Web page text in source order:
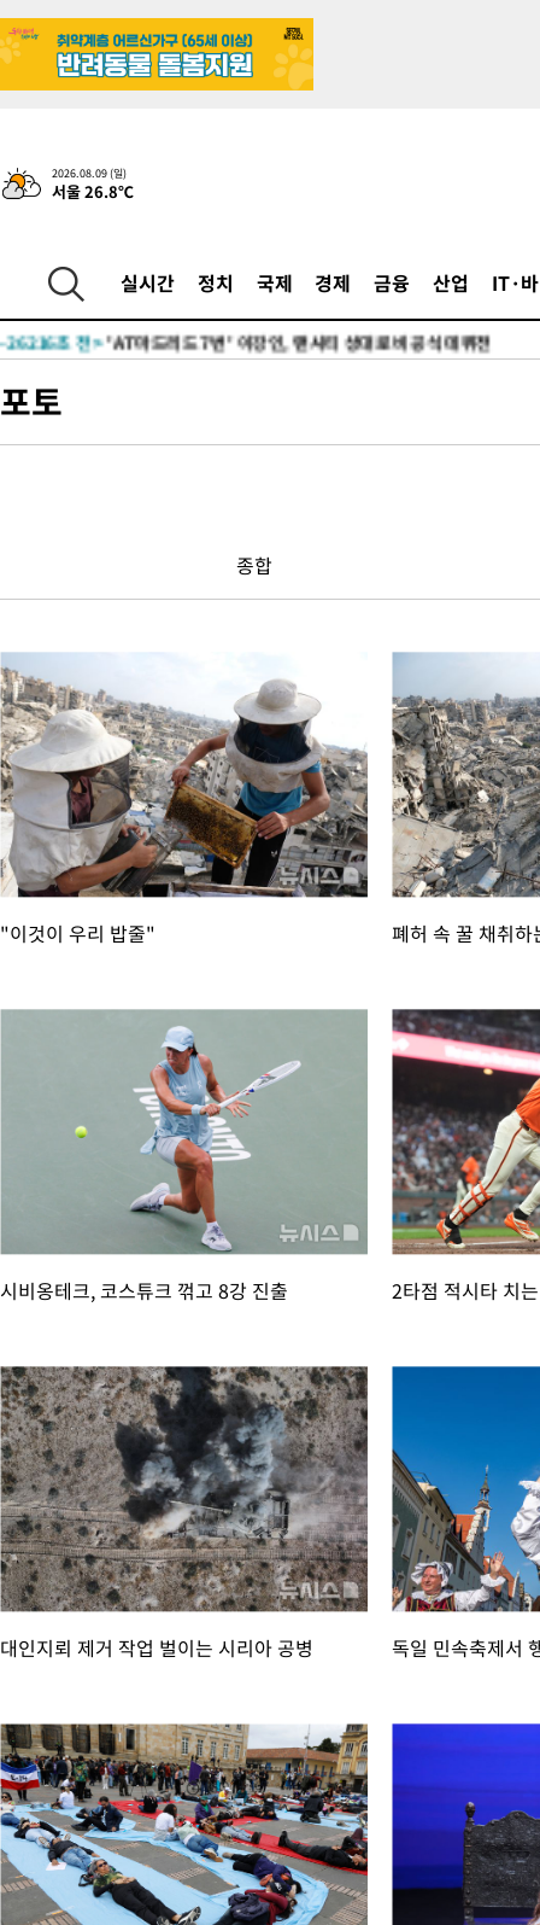
2026.08.09 (일)
서울 26.8℃
실시간 정치 국제 경제 금융 산업 IT·
-28721초 전 >
이강인, 5만 관중 앞 ATM 데뷔…뜨거운 응원 속 새출발(종합)
-28477초 전 >
-26216초 전 >'AT마드리드 7번' 이강인, 맨시티 상대로 비공식 데뷔전
-23782초 전 >
-20378초 전 >이강인 ATM 입단식에 '상암벌 들썩'…"세계적인 선수 되길"
與 강원·TK 당원투표 합산 김민석 46.01%로 승리…정청래
44.53%
45.71%
-14233초 전 >
[속보]與 당대표 경선, 대구 권리당원 투표 정청래 47.82%·김
46.35%
-14030초 전 >[속보]與 당대표 경선, 강원 권리당원 투표 김민석 승리
득표
-11948초 전 > "일본축구협회, 대한축구협회 성 접대 의혹 심판 조사"
-4590초 전 >[속보]장은수, KLPGA 제주삼다수 역전 우승…데뷔 10년 차에
상
45초 전 > "얼마나 더웠으면"…안동 물길공원서 헤엄친 구렁이 '소동'
1분 전 >손흥민, 68분 뛰고 2경기 침묵…LAFC, 톨루카에 1-0 승리(종합)
14분 전 >'2경기 연속 침묵' 손흥민, 톨루카전 68분만 뛰고 슈팅 0개
-28721초 전 > 이강인, 5만 관중 앞 ATM 데뷔…뜨거운 응원 속 새출발(종합)
-26216초 전 >'AT마드리드 7번' 이강인, 맨시티 상대로 비공식 데뷔전
[속보]'AT마드리드 7번' 이강인, 맨시티 상대로 비공식 데뷔전
네타냐후, 트럼프의 가자 평화 2차 15개조 평화안 '거부'
이강인 ATM 입단식에 '상암벌 들썩'…"세계적인 선수 되길"
태풍 돌핀, 중 저장성 타이저우시 해안에 상륙 (1보)
AT마드리드 데뷔 앞둔 이강인, 맨시티전 선발 대신 '벤치 시작'
[속보]與 강원·TK 당원투표 합산 김민석 48.54%로 승리…정
44.40%
-14684초 전 >與 강원·TK 당원투표 합산 김민석 46.01%로 승리…정청래
44.53%
-14524초 전 >[속보]與전대 권리당원투표…강원·경북 김민석, 대구 정청래
46.35%
-14030초 전 >[속보]與 당대표 경선, 강원 권리당원 투표 김민석 승리
득표
-11948초 전 >"일본축구협회, 대한축구협회 성 접대 의혹 심판 조사"
-4590초 전 >[속보]장은수, KLPGA 제주삼다수 역전 우승…데뷔 10년 차에
상
45초 전 >"얼마나 더웠으면"…안동 물길공원서 헤엄친 구렁이 '소동'
1분 전 >손흥민, 68분 뛰고 2경기 침묵…LAFC, 톨루카에 1-0 승리(종합)
14분 전 >'2경기 연속 침묵' 손흥민, 톨루카전 68분만 뛰고 슈팅 0개
34분 전 >이강인, 오늘 서울서 AT마드리드 입단식…'전례 없는 특급대우'
포토
종합
"이것이 우리 밥줄" 폐허 속 꿀 채취
시비옹테크, 코스튜크 꺾고 8강 진출 2타점 적시타 치
대인지뢰 제거 작업 벌이는 시리아 공병 독일 민속축제서